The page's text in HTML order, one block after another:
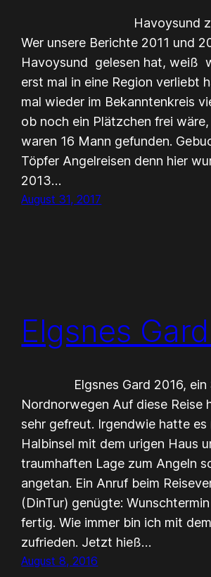
Havoysund zum
Wer unsere Berichte 2011 und
Havoysund gelesen hat, weiß
erst mal in eine Region verliebt
mal wieder im Bekanntenkreis
ob noch ein Plätzchen frei
waren 16 Mann gefunden.
Töpfer Angelreisen denn hier
2013…
August 31, 2017
Elgsnes
Elgsnes Gard 2016, ein
Nordnorwegen Auf diese Reise
sehr gefreut. Irgendwie hatte es
Halbinsel mit dem urigen Haus
traumhaften Lage zum Angeln
angetan. Ein Anruf beim
(DinTur) genügte:
fertig. Wie immer bin ich mit
zufrieden. Jetzt hieß…
August 8, 2016